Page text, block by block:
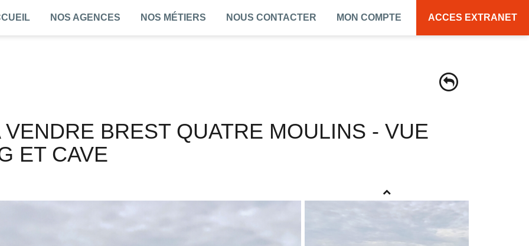
NOS AGENCES NOS MÉTIERS NOUS CONTACTER MON COMPTE
ACCES EXTRANET
ET CAVE